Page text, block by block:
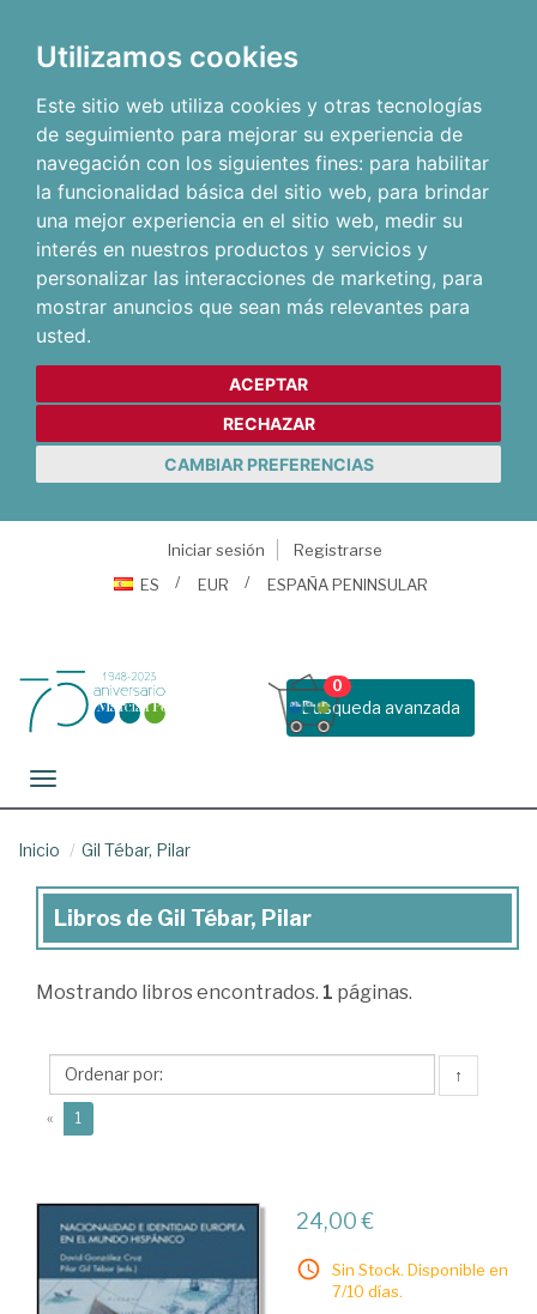
Utilizamos cookies
Este sitio web utiliza cookies y otras tecnologías
de seguimiento para mejorar su experiencia de
navegación con los siguientes fines: para habilitar
la funcionalidad básica del sitio web, para brindar
una mejor experiencia en el sitio web, medir su
interés en nuestros productos y servicios y
personalizar las interacciones de marketing, para
mostrar anuncios que sean más relevantes para
usted.
ACEPTAR
RECHAZAR
CAMBIAR PREFERENCIAS
Iniciar sesión
Registrarse
ES
EUR ESPAÑA PENINSULAR
Busqueda avanzada
0
Toggle navigation
Inicio Gil Tébar, Pilar
Libros
Gil
Pilar
Libros de Gil Tébar, Pilar
Mostrando libros encontrados. 1 páginas.
↑
« 1
24,00 €
Sin Stock. Disponible en
7/10 días.